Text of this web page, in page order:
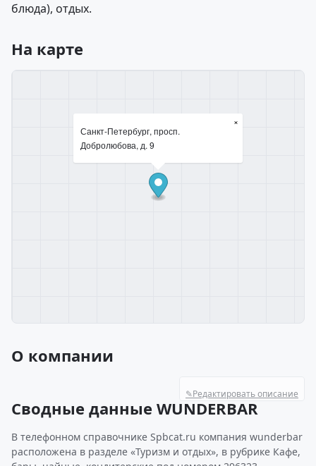
блюда), отдых.
На карте
Санкт-Петербург, просп.
Добролюбова, д. 9
×
О компании
✎Редактировать описание
Сводные данные WUNDERBAR
В телефонном справочнике Spbcat.ru компания wunderbar
расположена в разделе «Туризм и отдых», в рубрике Кафе,